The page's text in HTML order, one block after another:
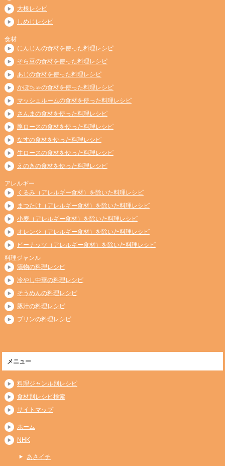
大根レシピ
しめじレシピ
食材
にんじんの食材を使った料理レシピ
そら豆の食材を使った料理レシピ
あじの食材を使った料理レシピ
かぼちゃの食材を使った料理レシピ
マッシュルームの食材を使った料理レシピ
さんまの食材を使った料理レシピ
豚ロースの食材を使った料理レシピ
なすの食材を使った料理レシピ
牛ロースの食材を使った料理レシピ
えのきの食材を使った料理レシピ
アレルギー
くるみ（アレルギー食材）を除いた料理レシピ
まつたけ（アレルギー食材）を除いた料理レシピ
小麦（アレルギー食材）を除いた料理レシピ
オレンジ（アレルギー食材）を除いた料理レシピ
ピーナッツ（アレルギー食材）を除いた料理レシピ
料理ジャンル
漬物の料理レシピ
冷やし中華の料理レシピ
そうめんの料理レシピ
豚汁の料理レシピ
プリンの料理レシピ
メニュー
料理ジャンル別レシピ
食材別レシピ検索
サイトマップ
ホーム
NHK
あさイチ